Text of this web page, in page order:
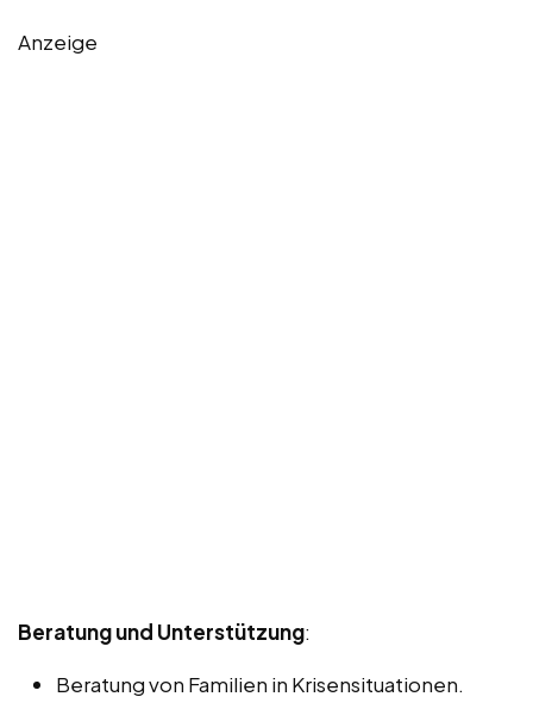
Anzeige
Beratung und Unterstützung:
Beratung von Familien in Krisensituationen.